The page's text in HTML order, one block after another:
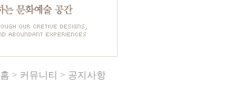
홈 > 커뮤니티 > 공지사항